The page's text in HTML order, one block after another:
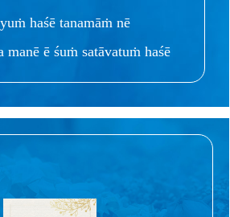
haśē tanamāṁ nē
manē ē śuṁ satāvatuṁ haśē